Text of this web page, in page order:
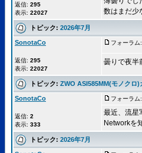
返信: 295
表示: 22027
数はまだ少
トピック: 2026年7月
SonotaCo
返信: 295
表示: 22027
フォーラム:
曇りで夜半
トピック: ZWO ASI585MM(モノクロ)
SonotaCo
返信: 2
表示: 333
フォーラム:
最近、流星
Networkを
トピック: 2026年7月